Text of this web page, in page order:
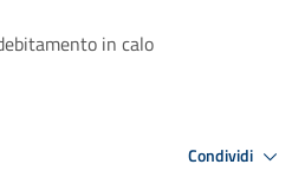
in calo
Condividi